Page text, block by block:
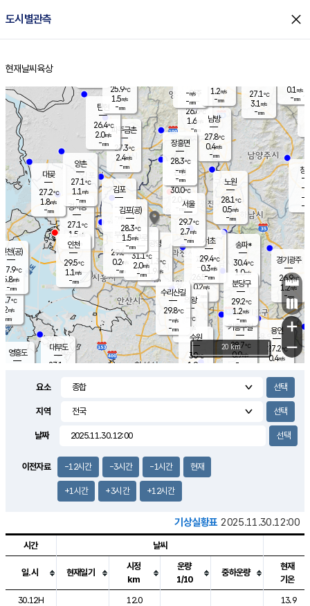
도시별관측 close
홈
현재날씨 육상
의도
℃
m/s
mm
영흥도
양주
26.6℃
1.6
-mm
과천
26.5℃
0.2m/s
- mm
용인
27.2℃
0.4m/s
경기광주
26.9℃
1.2m/s
-mm
1.2m/s
대부도
27.1
경서동
27.1℃
1.5 m/s
-mm
파주금촌
27.3℃
2.4m/s
-mm
27.1℃
3.1 m/s
-mm
대곶
27.2℃
1.8m/s
-mm
창
-
-m/
-
탄현
26.4℃
2.0m/s
-mm
0.1 m/s
-mm
의왕
- ℃
m/s
mm
김포
- ℃
-m/s
mm
광명
31.3 ℃
1.9 m/s
-mm
부천
29.6℃
0.2m/s
-mm
양촌
27.1℃
1.1 m/s
-mm
구로
31.1℃
2.0m/s
-mm
은평
30.0℃
2.0 m/s
- mm
노원
28.1℃
0.5m/s
-mm
송파*
30.4℃
1.0m/s
-mm
서초
29.4℃
0.3m/s
-mm
남방
27.8℃
0.4m/s
-mm
기흥구갈
28.7℃
0.9m/s
-
수리산길
29.8℃
-m/s
-mm
분당구
29.2℃
1.2m/s
-mm
장흥면
28.3℃
-m/s
-mm
-m/s
-mm
인천(공)
27.9℃
5.8m/s
-mm
김포(공)
28.3℃
1.5m/s
-mm
수원
30℃
1.9m/s
인천
29.5℃
1.1 m/s
-mm
서울
29.7℃
2.7m/s
-mm
25.9℃
1.5m/s
-mm
1.2m/s
-mm
+
−
20 km
요소
지역
날짜
이전자료 -12시간 -3시간 -1시간 현재
+1시간 +3시간 +12시간
기상실황표 2025.11.30.12:00
도시별 기상실황표로 지점, 날씨, 기온, 강수, 바람, 기압등을 안내한 표입
시간 날씨
일.시 현재일기
시정
km
운량
1/10
중하운량
현재
기온
30.12H
12.0
13.9